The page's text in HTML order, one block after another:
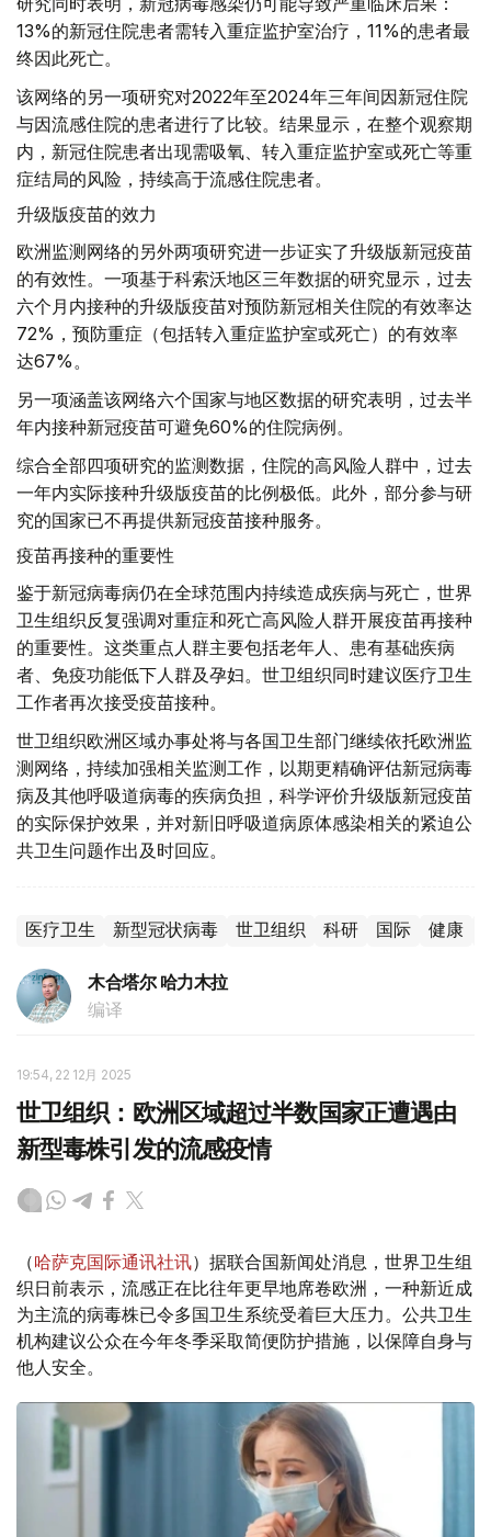
13%的新冠住院患者需转入重症监护室治疗，11%的患者最
终因此死亡。
该网络的另一项研究对2022年至2024年三年间因新冠住院
与因流感住院的患者进行了比较。结果显示，在整个观察期
内，新冠住院患者出现需吸氧、转入重症监护室或死亡等重
症结局的风险，持续高于流感住院患者。
升级版疫苗的效力
欧洲监测网络的另外两项研究进一步证实了升级版新冠疫苗
的有效性。一项基于科索沃地区三年数据的研究显示，过去
六个月内接种的升级版疫苗对预防新冠相关住院的有效率达
72%，预防重症（包括转入重症监护室或死亡）的有效率
达67%。
另一项涵盖该网络六个国家与地区数据的研究表明，过去半
年内接种新冠疫苗可避免60%的住院病例。
综合全部四项研究的监测数据，住院的高风险人群中，过去
一年内实际接种升级版疫苗的比例极低。此外，部分参与研
究的国家已不再提供新冠疫苗接种服务。
疫苗再接种的重要性
鉴于新冠病毒病仍在全球范围内持续造成疾病与死亡，世界
卫生组织反复强调对重症和死亡高风险人群开展疫苗再接种
的重要性。这类重点人群主要包括老年人、患有基础疾病
者、免疫功能低下人群及孕妇。世卫组织同时建议医疗卫生
工作者再次接受疫苗接种。
世卫组织欧洲区域办事处将与各国卫生部门继续依托欧洲监
测网络，持续加强相关监测工作，以期更精确评估新冠病毒
病及其他呼吸道病毒的疾病负担，科学评价升级版新冠疫苗
的实际保护效果，并对新旧呼吸道病原体感染相关的紧迫公
共卫生问题作出及时回应。
医疗卫生 新型冠状病毒 世卫组织 科研 国际 健康
木合塔尔 哈力木拉
编译
19:54, 22 12月 2025
世卫组织：欧洲区域超过半数国家正遭遇由
新型毒株引发的流感疫情
（哈萨克国际通讯社讯）据联合国新闻处消息，世界卫生组
织日前表示，流感正在比往年更早地席卷欧洲，一种新近成
为主流的病毒株已令多国卫生系统受着巨大压力。公共卫生
机构建议公众在今年冬季采取简便防护措施，以保障自身与
他人安全。